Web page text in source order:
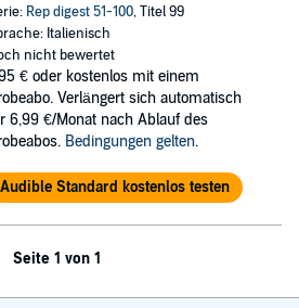
Rep digest 51-100, Titel 99
Italienisch
nicht bewertet
€ oder kostenlos mit einem
Verlängert sich automatisch
6,99 €/Monat nach Ablauf des
Bedingungen gelten.
Audible Standard kostenlos testen
Seite 1 von 1